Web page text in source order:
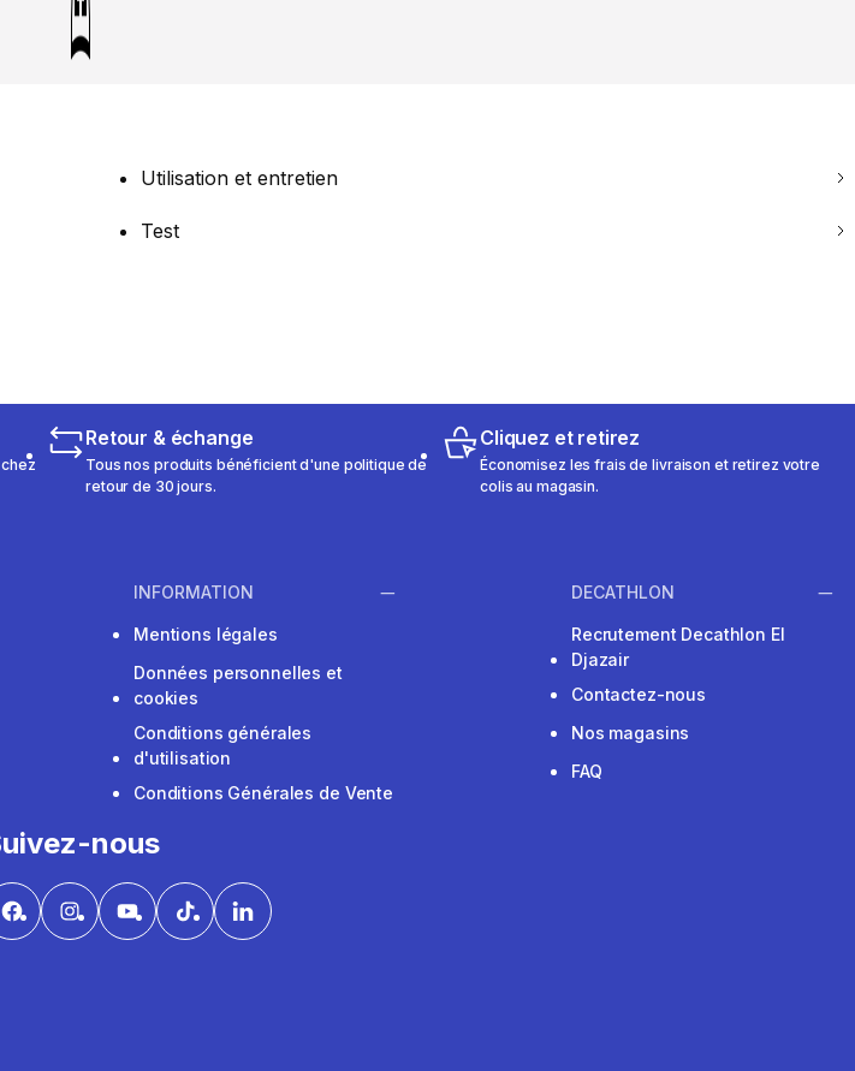
Utilisation et entretien
Test
Retour & échange
Tous nos produits bénéficient d'une politique de
retour de 30 jours.
Cliquez et retirez
Économisez les frais de livraison et retirez votre
colis au magasin.
INFORMATION
Mentions légales
Données personnelles et
cookies
Conditions générales
d'utilisation
Conditions Générales de Vente
DECATHLON
Recrutement Decathlon El
Djazair
Contactez-nous
Nos magasins
FAQ
nous